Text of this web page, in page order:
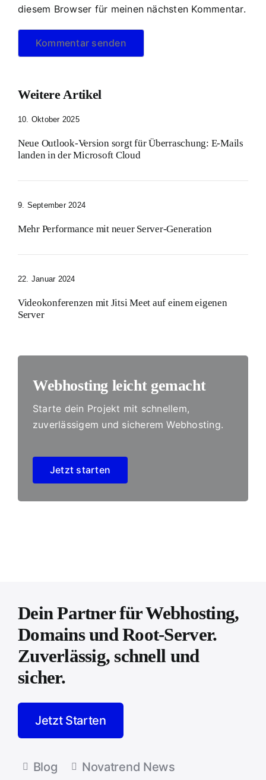
diesem Browser für meinen nächsten Kommentar.
Weitere Artikel
10. Oktober 2025
Neue Outlook-Version sorgt für Überraschung: E-Mails
landen in der Microsoft Cloud
9. September 2024
Mehr Performance mit neuer Server-Generation
22. Januar 2024
Videokonferenzen mit Jitsi Meet auf einem eigenen
Server
Webhosting leicht gemacht
Starte dein Projekt mit schnellem,
zuverlässigem und sicherem Webhosting.
Jetzt starten
Dein Partner für Webhosting,
Domains und Root-Server.
Zuverlässig, schnell und
sicher.
Jetzt Starten
Blog Novatrend News